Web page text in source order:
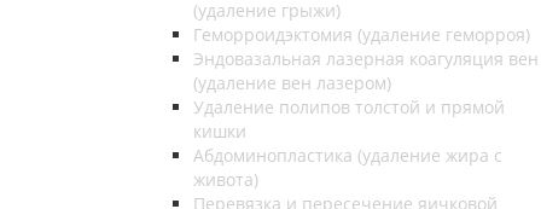
(удаление грыжи)
Геморроидэктомия (удаление геморроя)
Эндовазальная лазерная коагуляция вен
(удаление вен лазером)
Удаление полипов толстой и прямой
кишки
Абдоминопластика (удаление жира с
живота)
Перевязка и пересечение яичковой